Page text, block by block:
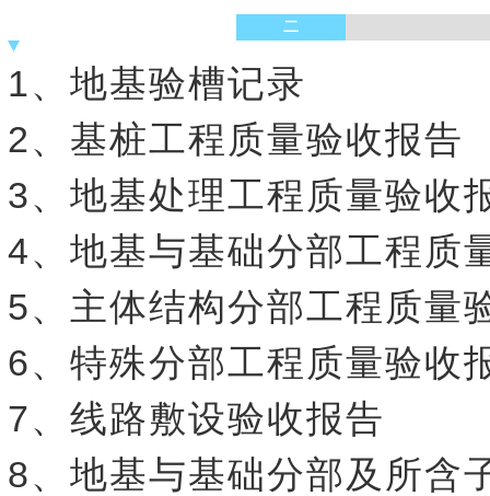
二
1、地基验槽记录
2、基桩工程质量验收报告
3、地基处理工程质量验收
4、地基与基础分部工程质
5、主体结构分部工程质量
6、特殊分部工程质量验收
7、线路敷设验收报告
8、地基与基础分部及所含